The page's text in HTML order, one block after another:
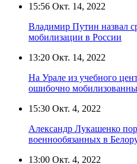
15:56 Окт. 14, 2022
Владимир Путин назвал
мобилизации в России
13:20 Окт. 14, 2022
На Урале из учебного
ошибочно
15:30 Окт. 4, 2022
Александр Лукашенко
военнообязанных в
13:00 Окт. 4, 2022